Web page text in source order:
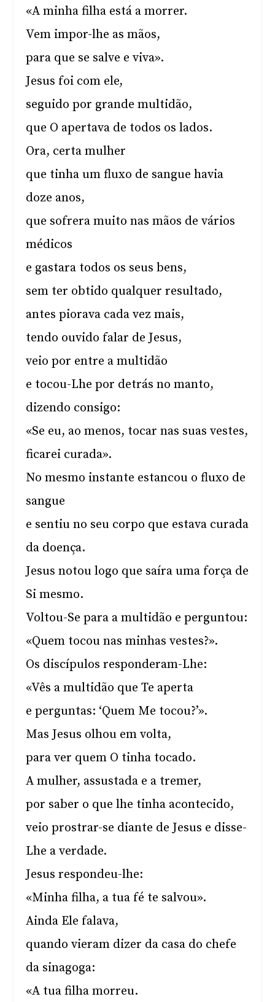
«A minha filha está a morrer.
Vem impor-lhe as mãos,
para que se salve e viva».
Jesus foi com ele,
seguido por grande multidão,
que O apertava de todos os lados.
Ora, certa mulher
que tinha um fluxo de sangue havia
doze anos,
que sofrera muito nas mãos de vários
médicos
e gastara todos os seus bens,
sem ter obtido qualquer resultado,
antes piorava cada vez mais,
tendo ouvido falar de Jesus,
veio por entre a multidão
e tocou-Lhe por detrás no manto,
dizendo consigo:
«Se eu, ao menos, tocar nas suas vestes,
ficarei curada».
No mesmo instante estancou o fluxo de
sangue
e sentiu no seu corpo que estava curada
da doença.
Jesus notou logo que saíra uma força de
Si mesmo.
Voltou-Se para a multidão e perguntou:
«Quem tocou nas minhas vestes?».
Os discípulos responderam-Lhe:
«Vês a multidão que Te aperta
e perguntas: ‘Quem Me tocou?’».
Mas Jesus olhou em volta,
para ver quem O tinha tocado.
A mulher, assustada e a tremer,
por saber o que lhe tinha acontecido,
veio prostrar-se diante de Jesus e disse-
Lhe a verdade.
Jesus respondeu-lhe:
«Minha filha, a tua fé te salvou».
Ainda Ele falava,
quando vieram dizer da casa do chefe
da sinagoga:
«A tua filha morreu.